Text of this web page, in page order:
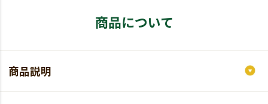
商品について
商品説明